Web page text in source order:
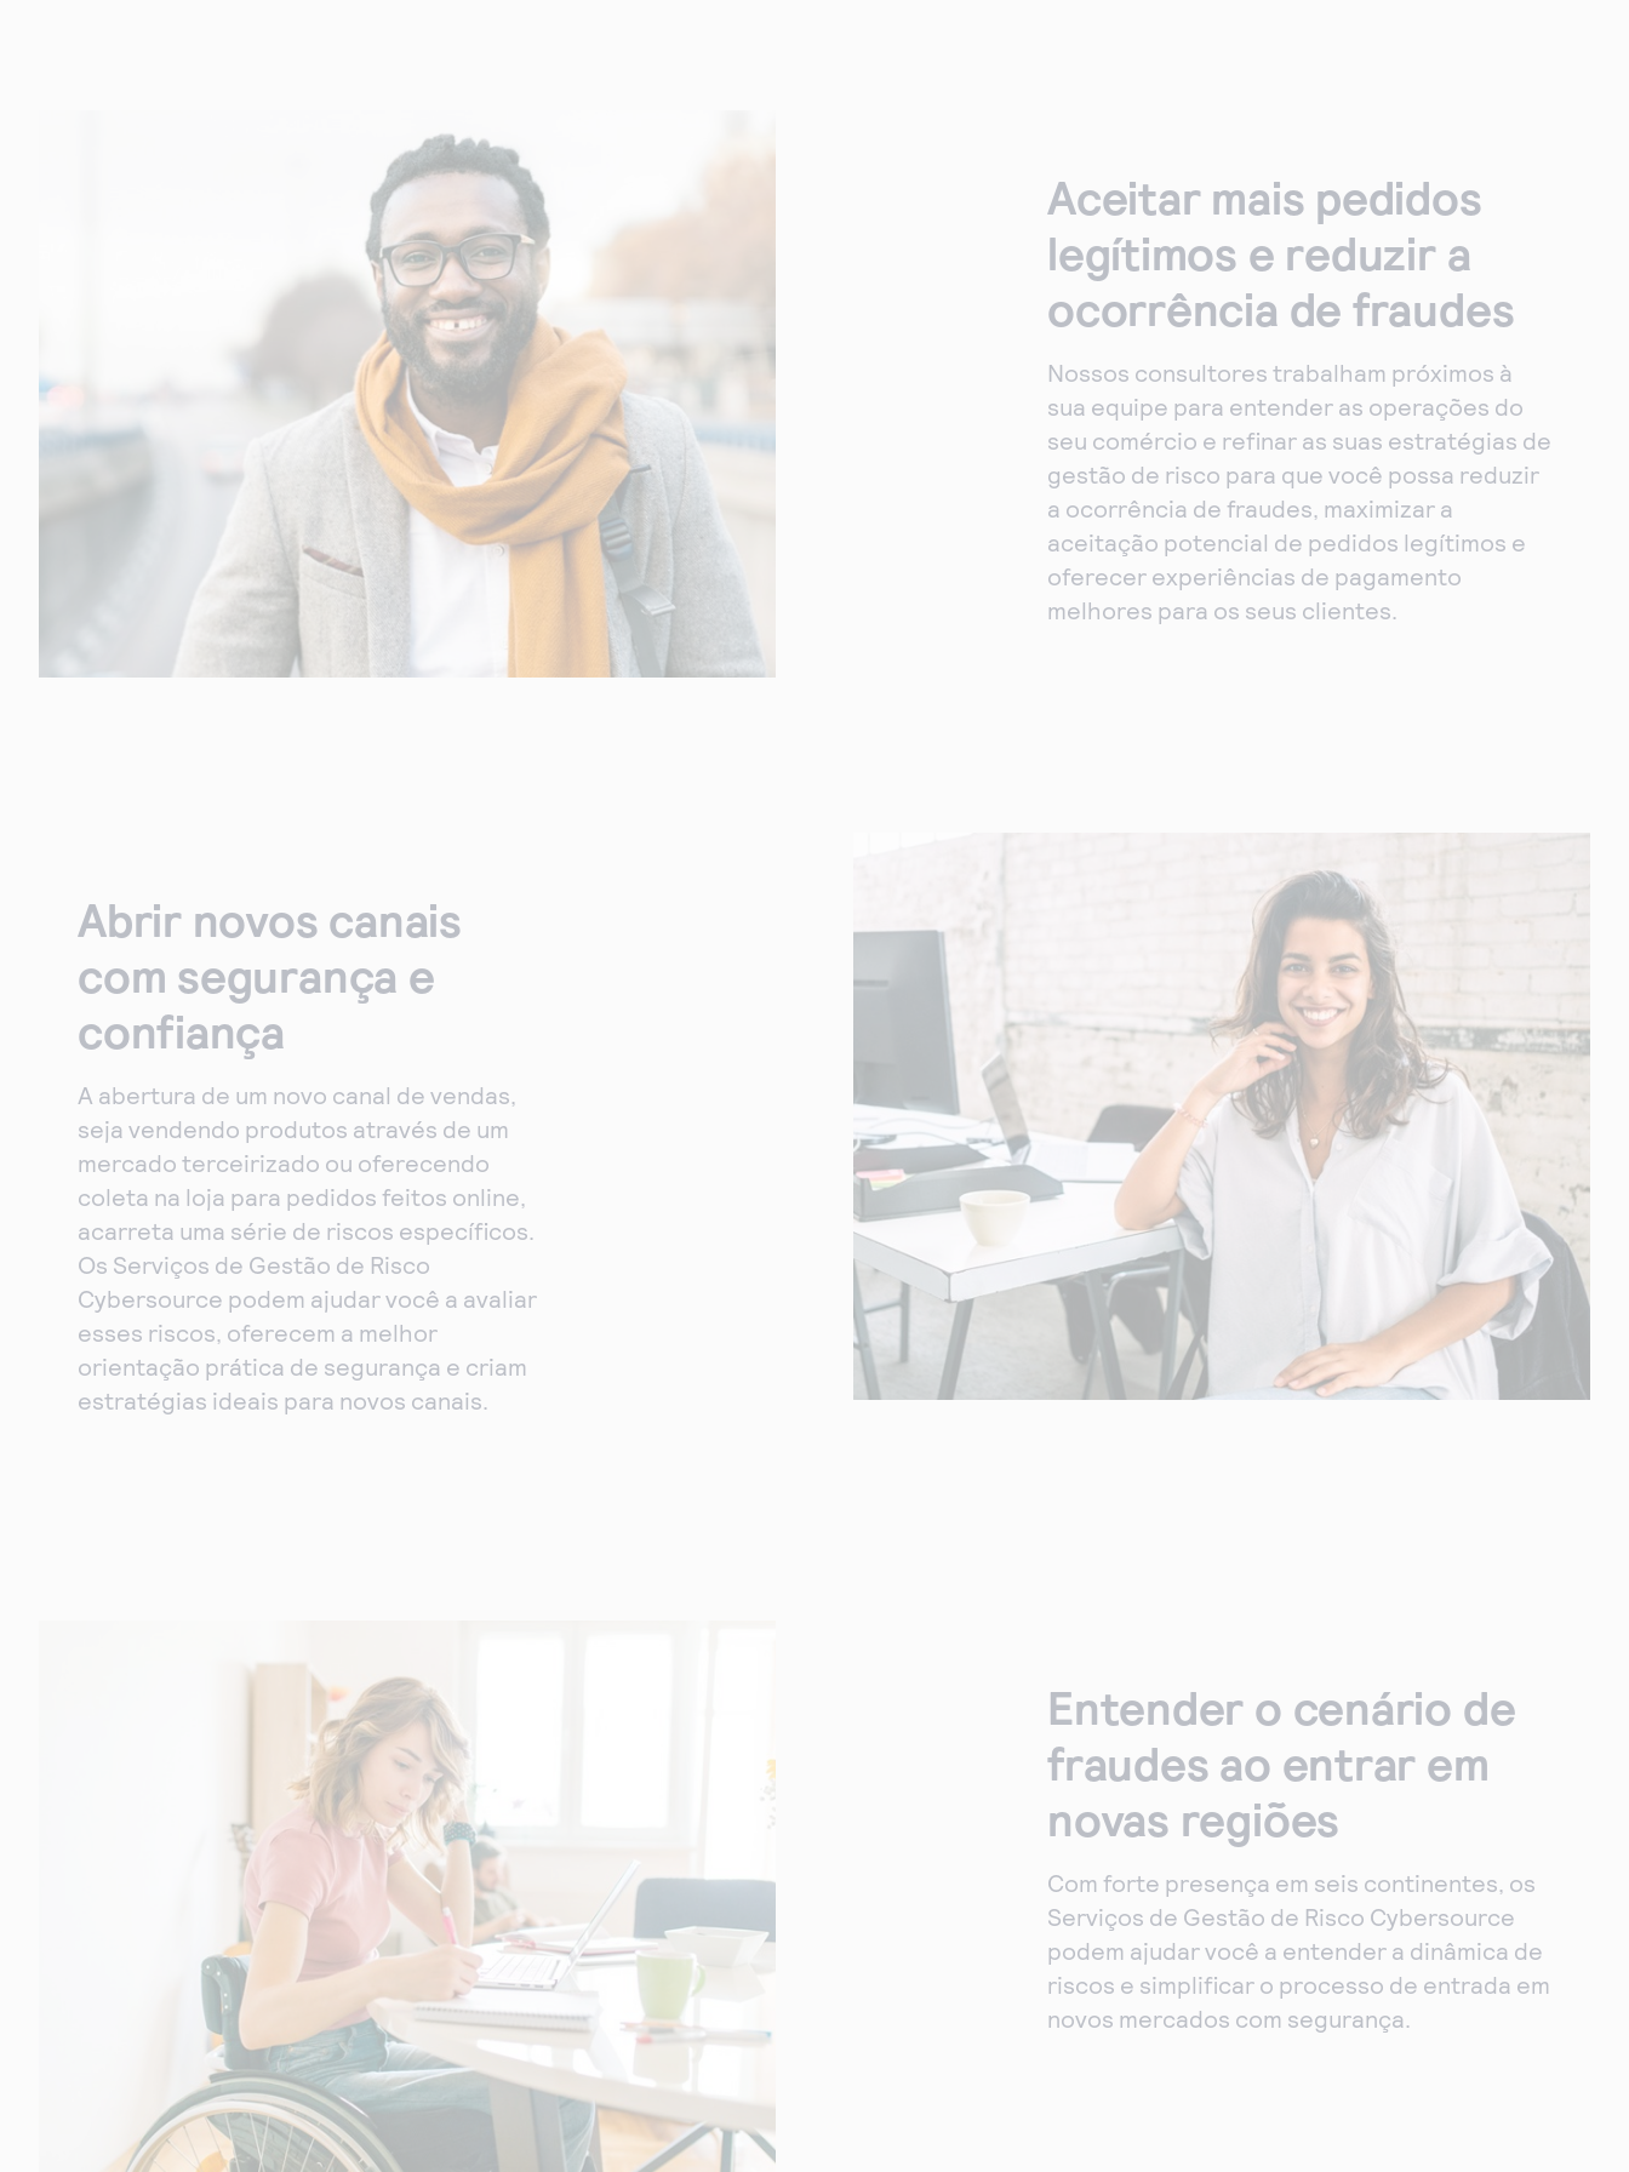
Aceitar mais pedidos
legítimos e reduzir a
ocorrência de fraudes
Nossos consultores trabalham próximos à
sua equipe para entender as operações do
seu comércio e refinar as suas estratégias de
gestão de risco para que você possa reduzir
a ocorrência de fraudes, maximizar a
aceitação potencial de pedidos legítimos e
oferecer experiências de pagamento
melhores para os seus clientes.
Abrir novos canais
com segurança e
confiança
A abertura de um novo canal de vendas,
seja vendendo produtos através de um
mercado terceirizado ou oferecendo
coleta na loja para pedidos feitos online,
acarreta uma série de riscos específicos.
Os Serviços de Gestão de Risco
Cybersource podem ajudar você a avaliar
esses riscos, oferecem a melhor
orientação prática de segurança e criam
estratégias ideais para novos canais.
Entender o cenário de
fraudes ao entrar em
novas regiões
Com forte presença em seis continentes, os
Serviços de Gestão de Risco Cybersource
podem ajudar você a entender a dinâmica de
riscos e simplificar o processo de entrada em
novos mercados com segurança.